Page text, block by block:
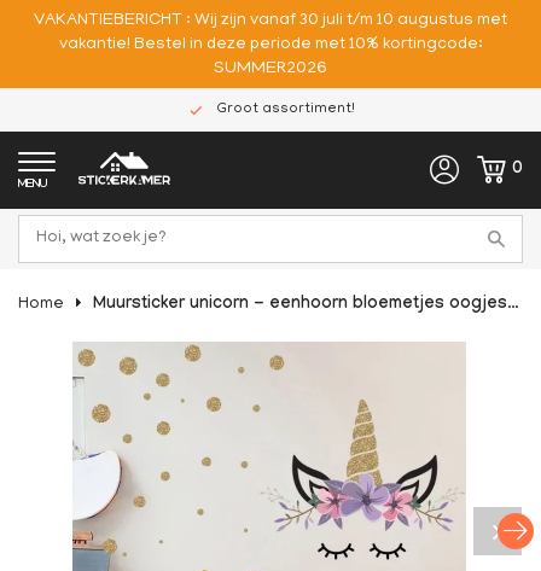
VAKANTIEBERICHT : Wij zijn vanaf 30 juli t/m 10 augustus met
vakantie! Bestel in deze periode met 10% kortingcode:
SUMMER2026
Groot assortiment!
MENU
0
Home Muursticker unicorn - eenhoorn bloemetjes oogjes en stippen meisjeskamer / babykamer